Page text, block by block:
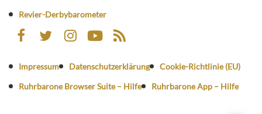
Revier-Derbybarometer
Impressum Datenschutzerklärung
Cookie-Richtlinie (EU)
Ruhrbarone Browser Suite – Hilfe
Ruhrbarone App – Hilfe